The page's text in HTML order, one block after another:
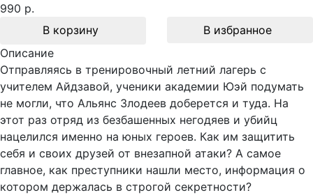
990 р.
В корзину
В избранное
Описание
Отправляясь в тренировочный летний лагерь с
учителем Айдзавой, ученики академии Юэй подумать
не могли, что Альянс Злодеев доберется и туда. На
этот раз отряд из безбашенных негодяев и убийц
нацелился именно на юных героев. Как им защитить
себя и своих друзей от внезапной атаки? А самое
главное, как преступники нашли место, информация о
котором держалась в строгой секретности?